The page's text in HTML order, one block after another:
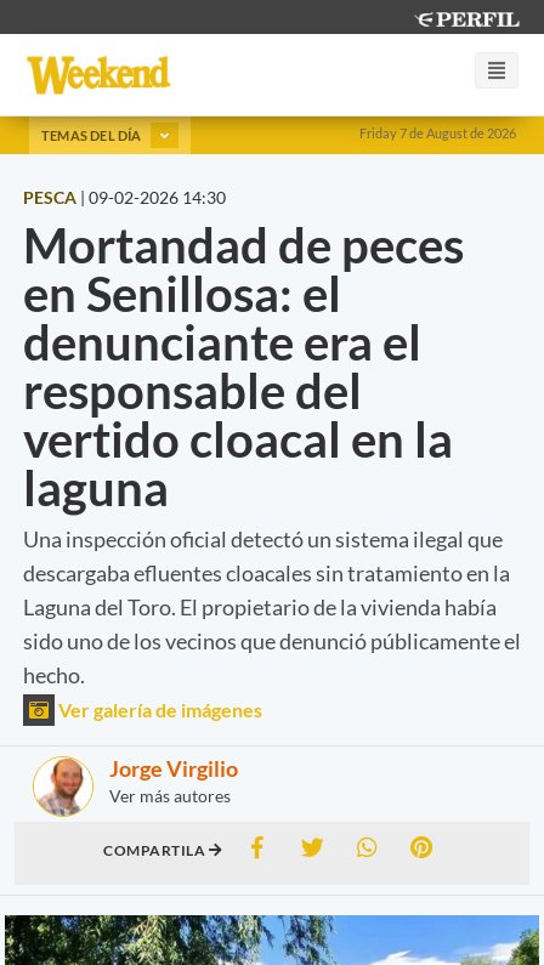
Friday 7 de August de 2026
TEMAS DEL DÍA
PESCA | 09-02-2026 14:30
Mortandad de peces
en Senillosa: el
denunciante era el
responsable del
vertido cloacal en la
laguna
Una inspección oficial detectó un sistema ilegal que
descargaba efluentes cloacales sin tratamiento en la
Laguna del Toro. El propietario de la vivienda había
sido uno de los vecinos que denunció públicamente el
hecho.
Ver galería de imágenes
Jorge Virgilio
Ver más autores
COMPARTILA